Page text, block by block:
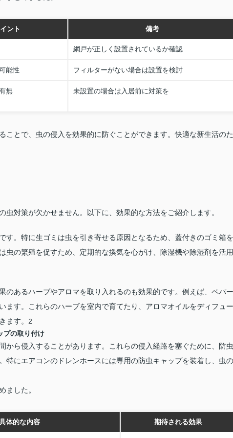
ント 備考
網戸が正しく設置されているか確認
能性 フィルターがない場合は設置を検討
無 未設置の場合は入居前に対策を
ことで、虫の侵入を効果的に防ぐことができます。快適な新生活のた
対策が欠かせません。以下に、効果的な方法をご紹介します。
す。特に生ゴミは虫を引き寄せる原因となるため、蓋付きのゴミ箱を
虫の繁殖を促すため、定期的な換気を心がけ、除湿機や除湿剤を活用
のあるハーブやアロマを取り入れるのも効果的です。例えば、ペパー
ます。これらのハーブを室内で育てたり、アロマオイルをディフュー
ます。 2
プの取り付け
から侵入することがあります。これらの侵入経路を塞ぐために、防虫
特にエアコンのドレンホースには専用の防虫キャップを装着し、虫の
ました。
体的な内容 期待される効果